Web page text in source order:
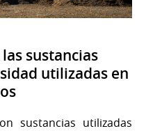
sustancias
utilizadas en
sustancias utilizadas